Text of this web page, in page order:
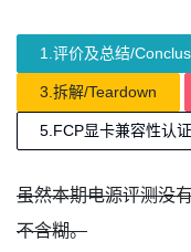
1.评价及总结/
3.拆解/Teardown
5.FCP显卡兼容性认
虽然本期电源评测没
不含糊。